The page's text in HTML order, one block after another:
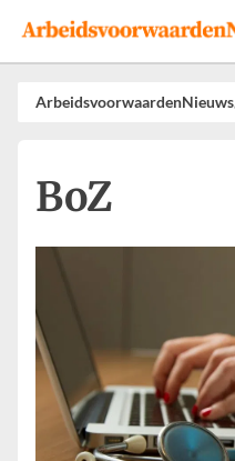
Events
Adverteren
Leveranciers
ArbeidsvoorwaardenNieuws
BoZ